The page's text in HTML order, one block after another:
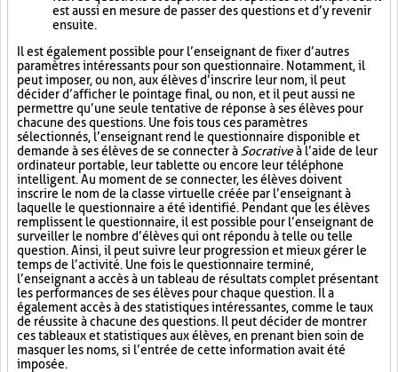
est aussi en mesure de passer des questions et d’y revenir
ensuite.
Il est également possible pour l’enseignant de fixer d’autres
paramètres intéressants pour son questionnaire. Notamment, il
peut imposer, ou non, aux élèves d’inscrire leur nom, il peut
décider d’afficher le pointage final, ou non, et il peut aussi ne
permettre qu’une seule tentative de réponse à ses élèves pour
chacune des questions. Une fois tous ces paramètres
sélectionnés, l’enseignant rend le questionnaire disponible et
demande à ses élèves de se connecter à Socrativeà l’aide de leur
ordinateur portable, leur tablette ou encore leur téléphone
intelligent. Au moment de se connecter, les élèves doivent
inscrire le nom de la classe virtuelle créée par l’enseignant à
laquelle le questionnaire a été identifié. Pendant que les élèves
remplissent le questionnaire, il est possible pour l’enseignant de
surveiller le nombre d’élèves qui ont répondu à telle ou telle
question. Ainsi, il peut suivre leur progression et mieux gérer le
temps de l’activité. Une fois le questionnaire terminé,
l’enseignant a accès à un tableau de résultats complet présentant
les performances de ses élèves pour chaque question. Il a
également accès à des statistiques intéressantes, comme le taux
de réussite à chacune des questions. Il peut décider de montrer
ces tableaux et statistiques aux élèves, en prenant bien soin de
masquer les noms, si l’entrée de cette information avait été
imposée.